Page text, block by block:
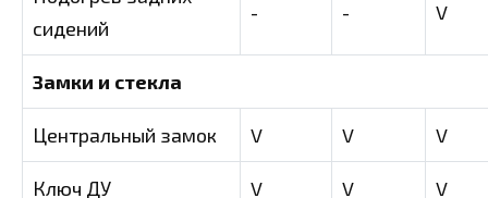
сидений
- - V
Замки и стекла
Центральный замок V V V
Ключ ДУ V V V